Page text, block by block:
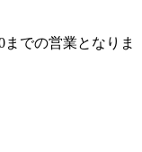
までの営業となりま